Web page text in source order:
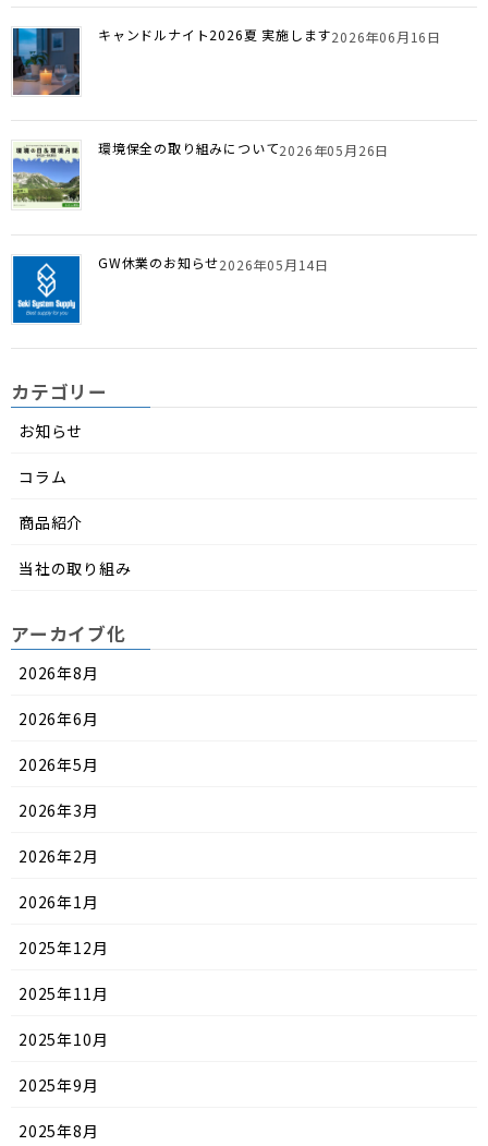
キャンドルナイト2026夏 実施します2026年06月16日
環境保全の取り組みについて2026年05月26日
GW休業のお知らせ2026年05月14日
カテゴリー
お知らせ
コラム
商品紹介
当社の取り組み
アーカイブ化
2026年8月
2026年6月
2026年5月
2026年3月
2026年2月
2026年1月
2025年12月
2025年11月
2025年10月
2025年9月
2025年8月